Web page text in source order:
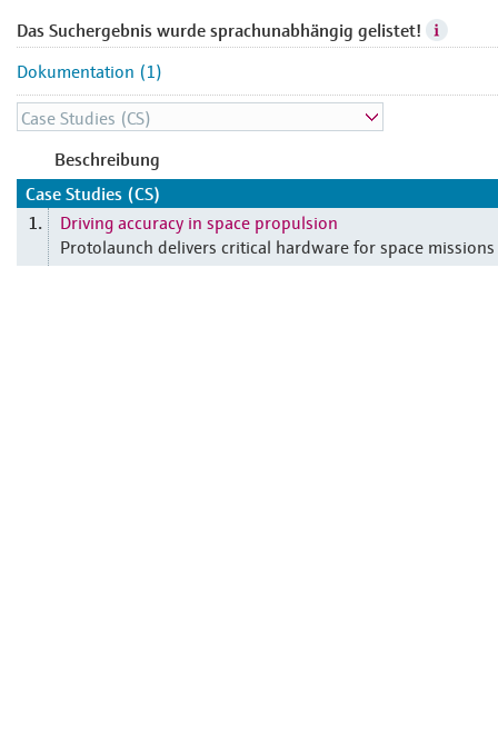
Das Suchergebnis wurde sprachunabhängig gelistet!
Dokumentation (1)
Beschreibung
Case Studies (CS)
1.
Driving accuracy in space propulsion
Protolaunch delivers critical hardware for space missions